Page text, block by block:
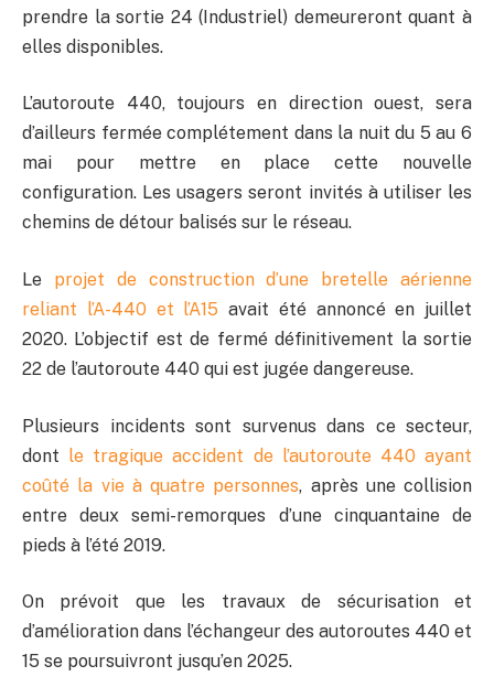
prendre la sortie 24 (Industriel) demeureront quant à
elles disponibles.
L’autoroute 440, toujours en direction ouest, sera
d’ailleurs fermée complétement dans la nuit du 5 au 6
mai pour mettre en place cette nouvelle
configuration. Les usagers seront invités à utiliser les
chemins de détour balisés sur le réseau.
Le projet de construction d’une bretelle aérienne
reliant l’A-440 et l’A15 avait été annoncé en juillet
2020. L’objectif est de fermé définitivement la sortie
22 de l’autoroute 440 qui est jugée dangereuse.
Plusieurs incidents sont survenus dans ce secteur,
dont le tragique accident de l’autoroute 440 ayant
coûté la vie à quatre personnes, après une collision
entre deux semi-remorques d’une cinquantaine de
pieds à l’été 2019.
On prévoit que les travaux de sécurisation et
d’amélioration dans l’échangeur des autoroutes 440 et
15 se poursuivront jusqu’en 2025.